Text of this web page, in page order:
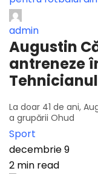
admin
Augustin
antreneze
La doar 41 de ani,
a grupării Ohud
Sport
decembrie 9
2 min read